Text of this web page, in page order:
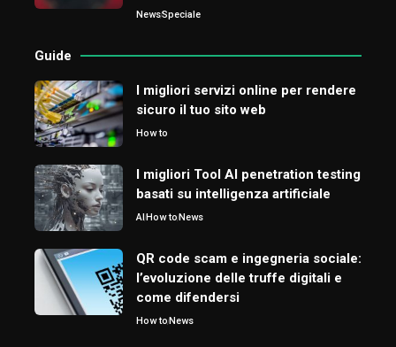
NewsSpeciale
Guide
I migliori servizi online per rendere
sicuro il tuo sito web
How to
I migliori Tool AI penetration testing
basati su intelligenza artificiale
AIHow toNews
QR code scam e ingegneria sociale:
l’evoluzione delle truffe digitali e
come difendersi
How toNews